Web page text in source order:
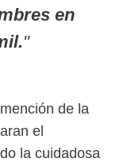
en
"
de la
el
la cuidadosa